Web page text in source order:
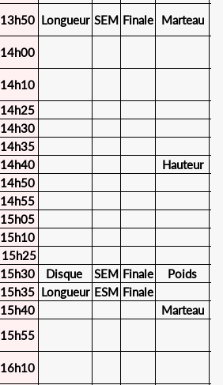
13h50 Longueur SEM Finale Marteau
14h00
14h10
14h25
14h30
14h35
14h40 Hauteur
14h50
14h55
15h05
15h10
15h25
15h30 Disque SEM Finale Poids
15h35 Longueur ESM Finale
15h40 Marteau
15h55
16h10